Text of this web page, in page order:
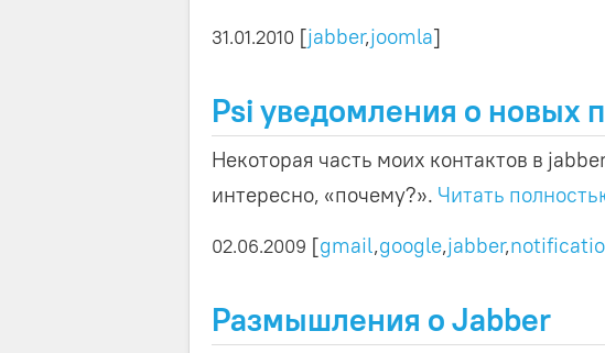
31.01.2010 [jabber,joomla]
Psi уведомления о новых
Некоторая часть моих контактов в
интересно, «почему?». Читать
02.06.2009 [gmail,google,jabber,
Размышления о Jabber